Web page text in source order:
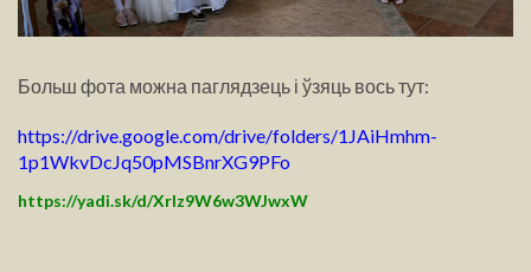
Больш фота можна паглядзець і ўзяць вось тут:
https://drive.google.com/drive/folders/1JAiHmhm-
1p1WkvDcJq50pMSBnrXG9PFo
https://yadi.sk/d/XrIz9W6w3WJwxW